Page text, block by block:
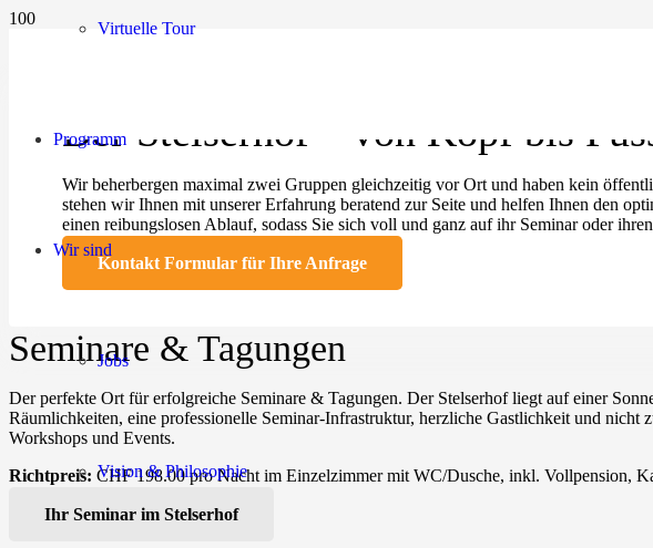
Virtuelle Tour
Programm
Wir sind
Jobs
Vision & Philosophie
Der Stelserhof – von Kopf bis
Wir beherbergen maximal zwei Gruppen gleichzeitig vor Ort und haben kein
stehen wir Ihnen mit unserer Erfahrung beratend zur Seite und helfen Ihnen den
einen reibungslosen Ablauf, sodass Sie sich voll und ganz auf ihr Seminar oder
Kontakt Formular für Ihre Anfrage
Seminare & Tagungen
Der perfekte Ort für erfolgreiche Seminare & Tagungen. Der Stelserhof liegt auf einer
Räumlichkeiten, eine professionelle Seminar-Infrastruktur, herzliche Gastlichkeit und nicht
Workshops und Events.
Richtpreis: CHF 198.00 pro Nacht im Einzelzimmer mit WC/Dusche, inkl. Vollpension,
Ihr Seminar im Stelserhof